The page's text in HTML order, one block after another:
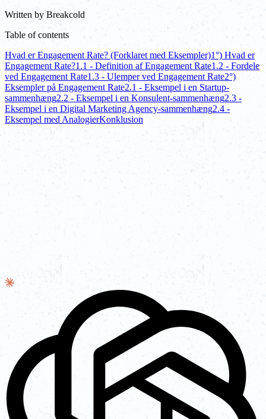
Written by Breakcold
Table of contents
Hvad er Engagement Rate? (Forklaret med Eksempler)1°) Hvad er
Engagement Rate?1.1 - Definition af Engagement Rate1.2 - Fordele
ved Engagement Rate1.3 - Ulemper ved Engagement Rate2°)
Eksempler på Engagement Rate2.1 - Eksempel i en Startup-
sammenhæng2.2 - Eksempel i en Konsulent-sammenhæng2.3 -
Eksempel i en Digital Marketing Agency-sammenhæng2.4 -
Eksempel med AnalogierKonklusion